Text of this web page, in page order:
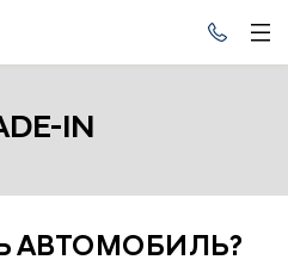
IN
АВТОМОБИЛЬ?